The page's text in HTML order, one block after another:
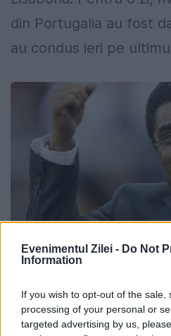
Evenimentul Zilei - Do Not
Information
If you wish to opt-out of the
processing of your personal or
targeted advertising by us,
din Portugalia au fost
au condus ieri pe
murit marele
6 IANUARIE 2014